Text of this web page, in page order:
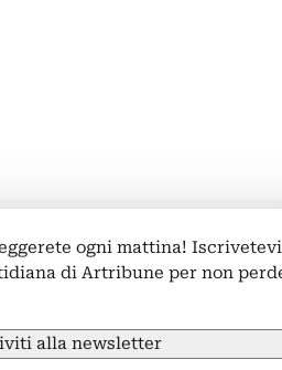
ogni mattina! Iscrivetevi
di Artribune per non
alla newsletter